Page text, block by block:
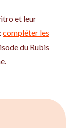
et leur
compléter les
du Rubis